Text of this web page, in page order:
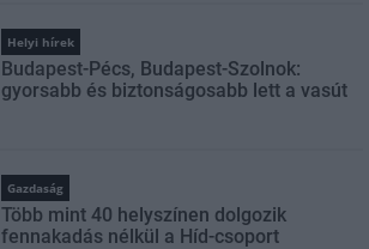
Helyi hírek
Budapest-Pécs, Budapest-Szolnok:
gyorsabb és biztonságosabb lett a vasút
Gazdaság
Több mint 40 helyszínen dolgozik
fennakadás nélkül a Híd-csoport